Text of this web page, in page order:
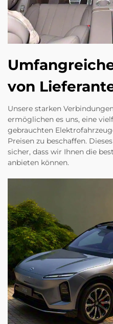
von
Unsere starken
ermöglichen es uns, eine
gebrauchten
Preisen zu beschaffen.
sicher, dass wir Ihnen die
anbieten können.